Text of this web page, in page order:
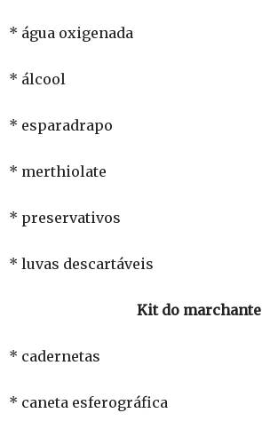
* água oxigenada
* álcool
* esparadrapo
* merthiolate
* preservativos
* luvas descartáveis
Kit do marchante
* cadernetas
* caneta esferográfica